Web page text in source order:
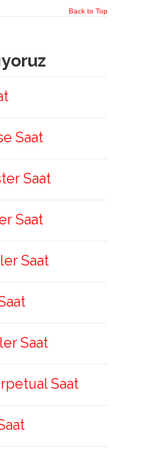
Back to Top
Saat
Saat
Saat
Saat
Saat
Saat